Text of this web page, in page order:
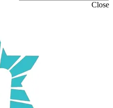
Close